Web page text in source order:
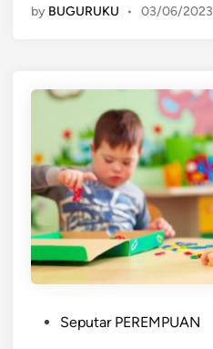
by BUGURUKU • 03/06/2023
Seputar PEREMPUAN